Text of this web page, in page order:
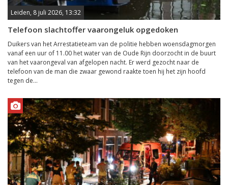
Leiden, 8 juli 2026, 13:32
Telefoon slachtoffer vaarongeluk opgedoken
Duikers van het Arrestatieteam van de politie hebben woensdagmorgen
vanaf een uur of 11.00 het water van de Oude Rijn doorzocht in de buurt
van het vaarongeval van afgelopen nacht. Er werd gezocht naar de
telefoon van de man die zwaar gewond raakte toen hij het zijn hoofd
tegen de...